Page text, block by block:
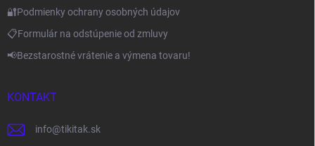
🔐Podmienky ochrany osobných údajov
📋Formulár na odstúpenie od zmluvy
📢Bezstarostné vrátenie a výmena tovaru!
KONTAKT
info@tikitak.sk